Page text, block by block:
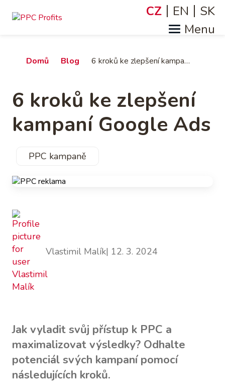
Jazyky
CZ EN SK
Drobečková
Domů Blog 6 kroků ke zlepšení kampaní Google Ads
6 kroků ke zlepšení
kampaní Google Ads
PPC kampaně
Vlastimil Malík| 12. 3. 2024
Jak vyladit svůj přístup k PPC a
maximalizovat výsledky? Odhalte
potenciál svých kampaní pomocí
následujících kroků.